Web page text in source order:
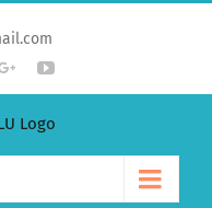
Google+YouTube